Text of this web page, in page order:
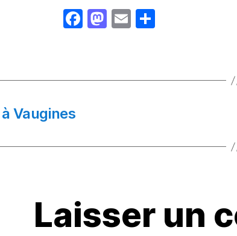
F
e
k
M
d
E
l
a
Vaugines
Laisser un